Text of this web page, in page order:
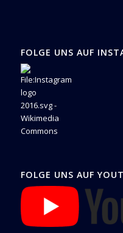
FOLGE UNS AUF
FOLGE UNS AUF